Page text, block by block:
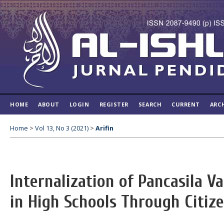
HOME ABOUT LOGIN REGISTER SEARCH CURRENT
Home > Vol 13, No 3 (2021) > Arifin
Internalization of Pancasila
in High Schools Through